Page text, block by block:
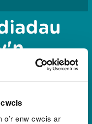
o’r enw cwcis ar